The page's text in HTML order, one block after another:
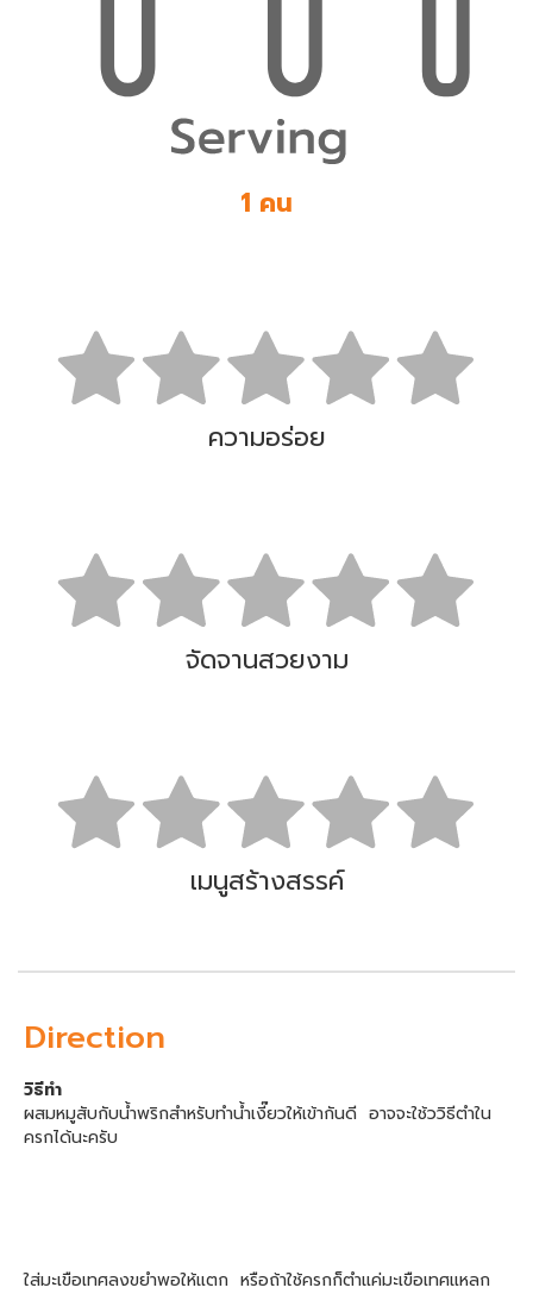
1 คน
ความอร่อย
จัดจานสวยงาม
เมนูสร้างสรรค์
Direction
วิธีทำ
ผสมหมูสับกับน้ำพริกสำหรับทำน้ำเงี๊ยวให้เข้ากันดี อาจจะใช้ววิธีตำใน
ครกได้นะครับ
ใส่มะเขือเทศลงขยำพอให้แตก หรือถ้าใช้ครกก็ตำแค่มะเขือเทศแหลก